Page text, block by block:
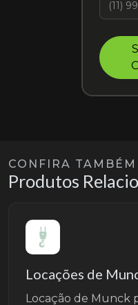
CONFIRA TAMBÉM
Produtos
Locações de
Locação de Munck